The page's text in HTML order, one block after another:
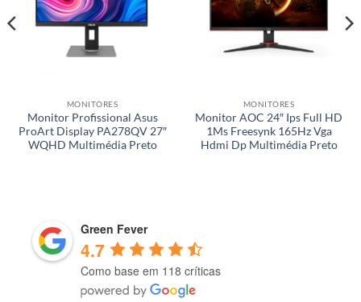
MONITORES
Monitor Profissional Asus
ProArt Display PA278QV 27″
WQHD Multimédia Preto
MONITORES
Monitor AOC 24″ Ips Full HD
1Ms Freesynk 165Hz Vga
Hdmi Dp Multimédia Preto
Green Fever
4.7
Como base em 118 críticas